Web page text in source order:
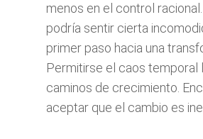
menos en el control
podría sentir cierta
primer paso hacia una
Permitirse el caos temporal
caminos de crecimiento.
aceptar que el cambio es